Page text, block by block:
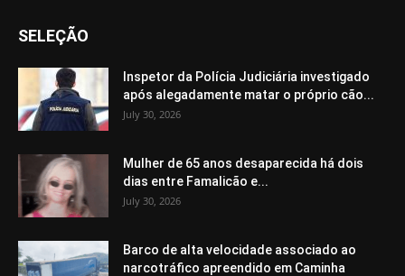
SELEÇÃO
Inspetor da Polícia Judiciária investigado
após alegadamente matar o próprio cão...
July 30, 2026
Mulher de 65 anos desaparecida há dois
dias entre Famalicão e...
July 30, 2026
Barco de alta velocidade associado ao
narcotráfico apreendido em Caminha